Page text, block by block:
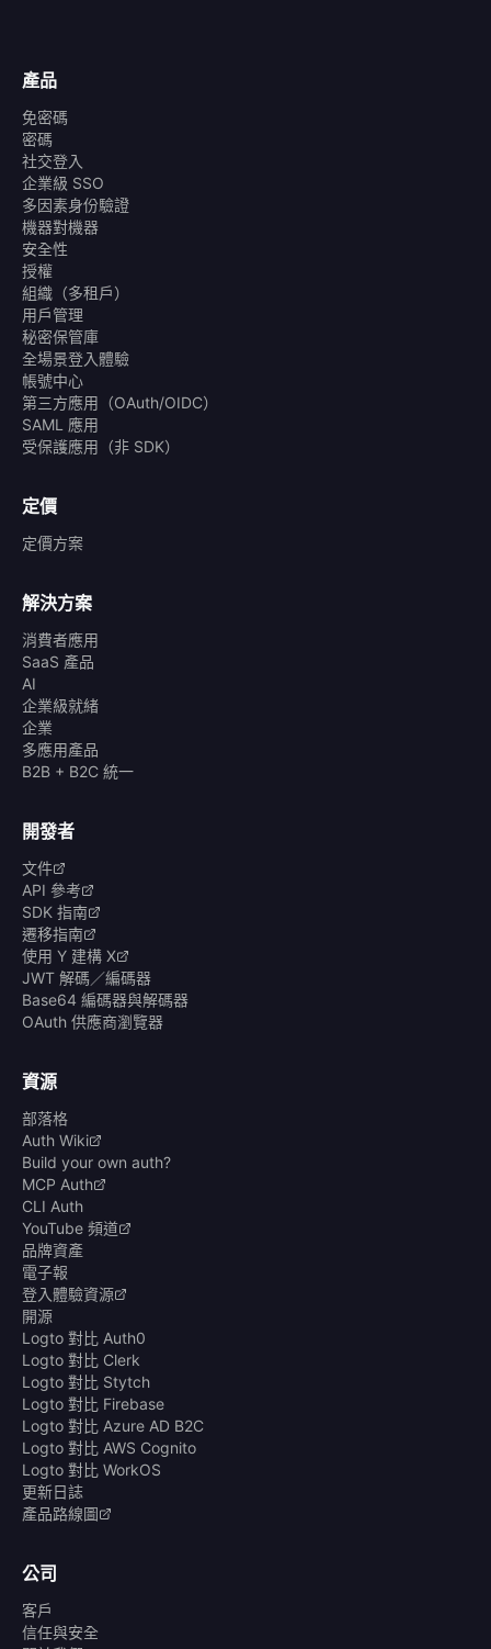
產品
免密碼
密碼
社交登入
企業級 SSO
多因素身份驗證
機器對機器
安全性
授權
組織（多租戶）
用戶管理
秘密保管庫
全場景登入體驗
帳號中心
第三方應用（OAuth/OIDC）
SAML 應用
受保護應用（非 SDK）
定價
定價方案
解決方案
消費者應用
SaaS 產品
AI
企業級就緒
企業
多應用產品
B2B + B2C 統一
開發者
文件
API 參考
SDK 指南
遷移指南
使用 Y 建構 X
JWT 解碼／編碼器
Base64 編碼器與解碼器
OAuth 供應商瀏覽器
資源
部落格
Auth Wiki
Build your own auth?
MCP Auth
CLI Auth
YouTube 頻道
品牌資產
電子報
登入體驗資源
開源
Logto 對比 Auth0
Logto 對比 Clerk
Logto 對比 Stytch
Logto 對比 Firebase
Logto 對比 Azure AD B2C
Logto 對比 AWS Cognito
Logto 對比 WorkOS
更新日誌
產品路線圖
公司
客戶
信任與安全